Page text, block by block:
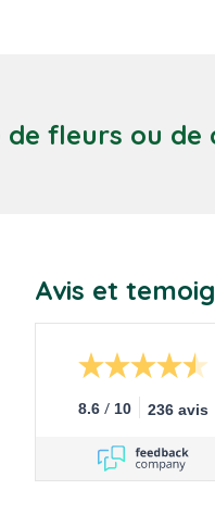
de fleurs ou de
Avis et
8.6 / 10 236 avis